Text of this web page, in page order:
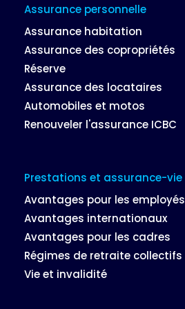
Assurance personnelle
Assurance habitation
Assurance des copropriétés
Réserve
Assurance des locataires
Automobiles et motos
Renouveler l'assurance ICBC
Prestations et assurance-vie
Avantages pour les employés
Avantages internationaux
Avantages pour les cadres
Régimes de retraite collectifs
Vie et invalidité